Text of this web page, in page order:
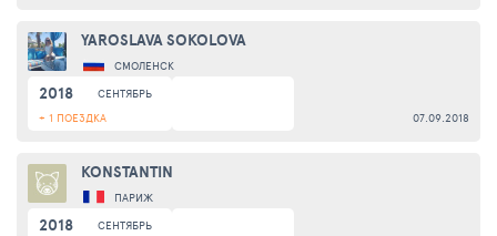
YAROSLAVA SOKOLOVA
СМОЛЕНСК
2018
СЕНТЯБРЬ
+ 1 ПОЕЗДКА
07.09.2018
KONSTANTIN
ПАРИЖ
2018
СЕНТЯБРЬ